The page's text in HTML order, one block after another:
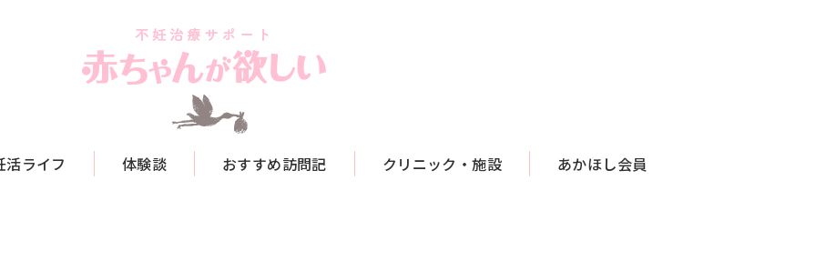
活ライフ 体験談 おすすめ訪問記 クリニック・施設 あかほし会員